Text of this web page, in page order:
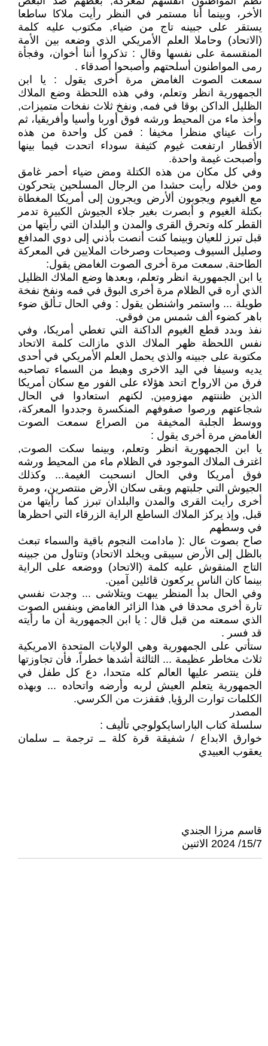
الأخر، وبينما أنا مستمر في النظر رأيت ملاكا ساطعا
يستقر على جبينه تاج من ضياء, مكتوب عليه كلمة
(الاتحاد) وحاملا العلم الأمريكي الذي وضعه بين الأمة
المنقسمة على نفسها وقال : تذكروا أننا أخوان، وفجأة
رمى المواطنون أسلحتهم وأصبحوا أصدقاء .
سمعت الصوت الغامض مرة أخرى يقول : يا ابن
الجمهورية انظر وتعلم، وفي هذه اللحظة وضع الملاك
الظليل الداكن بوقا في فمه, ونفخ ثلاث نفخات متميزات,
وأخذ ماء من المحيط ورشه فوق أوربا وأسيا وأفريقيا، ثم
رأت عيناي منظرا مخيفا : فمن كل واحدة من هذه
الأقطار ارتفعت غيوم كثيفة سوداء اتحدت فيما بينها
وأصبحت غيمة واحدة.
وفي كل مكان من هذه الكتلة ومض ضياء أحمر غامق
ومن خلاله رأيت حشدا من الرجال المسلحين يتحركون
مع الغيوم ويجوبون ألأرض ويجرون إلى أمريكا المغطاة
بكتلة الغيوم و أبصرت بغير جلاء الجيوش الكبيرة تدمر
القطر كله وتحرق القرى والمدن و البلدان التي رأيتها من
قبل تبرز للعيان وبينما كنت أنصت بأذني إلى دوي المدافع
وصليل السيوف وصيحات وصرخات الملايين في المعركة
الطاحنة, سمعت مرة أخرى الصوت الغامض يقول:
يا ابن الجمهورية انظر وتعلم، وبعدها وضع الملاك الظليل
الذي أره قي الظلام مرة أخرى البوق في فمه ونفخ نفخة
طويلة ... واستمر واشنطن يقول : وفي الحال تـألق ضوء
باهر كضوء ألف شمس من فوقي.
نفذ وبدد قطع الغيوم الداكنة التي تغطي أمريكا، وفي
نفس اللحظة ظهر الملاك الذي مازالت كلمة الاتحاد
مكتوبة على جبينه والذي يحمل العلم الأمريكي في أحدى
يديه وسيفا في اليد الاخرى وهبط من السماء تصاحبه
فرق من الارواح اتحد هؤلاء على الفور مع سكان أمريكا
الذين ظننتهم مهزومين, لكنهم استعادوا في الحال
شجاعتهم ورصوا صفوفهم المنكسرة وجددوا المعركة،
ووسط الجلبة المخيفة من الصراع سمعت الصوت
الغامض مرة أخرى يقول :
يا ابن الجمهورية انظر وتعلم، وبينما سكت الصوت,
اغترف الملاك الموجود في الظلام ماء من المحيط ورشه
فوق أمريكا وفي الحال انسحبت الغيمة... وكذلك
الجيوش التي جلبتهم وبقى سكان الأرض منتصرين، ومرة
أخرى رأيت القرى والمدن والبلدان تبرز كما رأيتها من
قبل, وإذ يركز الملاك الساطع الراية الزرقاء التي احظرها
في وسطهم
صاح بصوت عال :( مادامت النجوم باقية والسماء تبعث
بالظل إلى الأرض سيبقى ويخلد الاتحاد) وتناول من جبينه
التاج المنقوش عليه كلمة (الاتحاد) ووضعه على الراية
بينما كان الناس يركعون قائلين آمين.
وفي الحال بدأ المنظر يبهت ويتلاشى ... وجدت نفسي
تارة أخرى محدقا في هذا الزائر الغامض وبنفس الصوت
الذي سمعته من قبل قال : يا ابن الجمهورية أن ما رأيته
قد فسر .
ستأتي على الجمهورية وهي الولايات المتحدة الامريكية
ثلاث مخاطر عظيمة ... الثالثة أشدها خطراً، فأن تجاوزتها
فلن ينتصر عليها العالم كله متحدا، دع كل طفل في
الجمهورية يتعلم العيش لربه وأرضه واتحاده ... وبهذه
الكلمات توارت الرؤيا, فقفزت من الكرسي.
المصدر
سلسلة كتاب الباراسايكولوجي تأليف :
خوارق الابداع / شفيقة قرة كلة ــ ترجمة ــ سلمان
يعقوب العبيدي
قاسم مرزا الجندي
15/7/ 2024 الاثنين